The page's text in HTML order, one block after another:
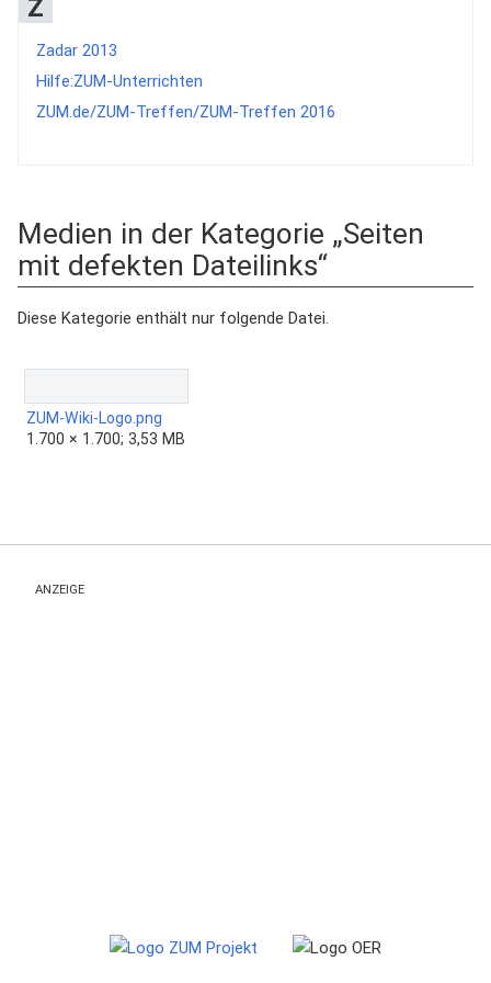
Z
Zadar 2013
Hilfe:ZUM-Unterrichten
ZUM.de/ZUM-Treffen/ZUM-Treffen 2016
Medien in der Kategorie „Seiten
mit defekten Dateilinks“
Diese Kategorie enthält nur folgende Datei.
ZUM-Wiki-Logo.png
1.700 × 1.700; 3,53 MB
ANZEIGE